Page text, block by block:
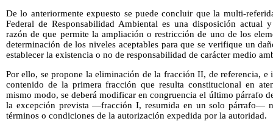
De lo anteriormente expuesto se puede concluir que la multi-
Federal de Responsabilidad Ambiental es una disposición actual
razón de que permite la ampliación o restricción de uno de los
determinación de los niveles aceptables para que se verifique un
establecer la existencia o no de responsabilidad de carácter medio
Por ello, se propone la eliminación de la fracción II, de referencia, e
contenido de la primera fracción que resulta constitucional en
mismo modo, se deberá modificar en congruencia el último párrafo
la excepción prevista —fracción I, resumida en un solo párrafo—
términos o condiciones de la autorización expedida por la autoridad.